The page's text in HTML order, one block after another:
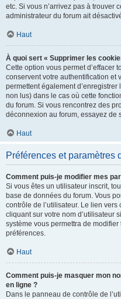
etc. Si vous n’arrivez pas à trouver
administrateur du forum ait
Haut
À quoi sert « Supprimer les
Cette option vous permet d’effacer
conservent votre authentification et
permettent également d’enregistrer
non lus) dans le cas où cette
du forum. Si vous rencontrez des
déconnexion au forum, essayez de
Haut
Préférences et paramètres
Comment puis-je modifier mes
Si vous êtes un utilisateur inscrit,
base de données du forum. Vous
contrôle de l’utilisateur. Le lien
cliquant sur votre nom d’utilisateur
système vous permettra de
préférences.
Haut
Comment puis-je masquer mon
en ligne ?
Dans le panneau de contrôle de